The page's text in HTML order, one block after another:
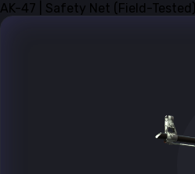
AK-47 | Safety Net (Field-Tested)